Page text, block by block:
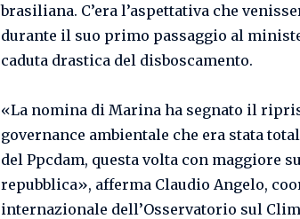
brasiliana. C’era l’aspettativa che
durante il suo primo passaggio al
caduta drastica del disboscamento.
«La nomina di Marina ha segnato il
governance ambientale che era stata
del Ppcdam, questa volta con maggiore
repubblica», afferma Claudio Angelo,
internazionale dell’Osservatorio sul